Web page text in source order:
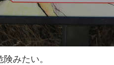
みたい。